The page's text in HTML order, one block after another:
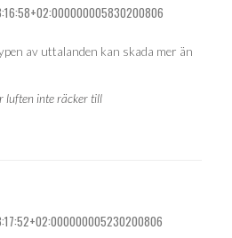
av uttalanden kan skada mer än
luften inte räcker till